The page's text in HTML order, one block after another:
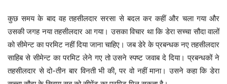
कुछ समय के बाद वह तहसीलदार सरसा से बदल कर कहीं और चला गया और
उसकी जगह नया तहसीलदार आ गया। उसका विचार था कि डेरा सच्चा सौदा वालों
को सीमेन्ट का परमिट नहीं दिया जाना चाहिए। जब डेरे के प्रबन्धक नए तहसीलदार
साहिब से सीमेन्ट का परमिट लेने गए तो उसने स्पष्ट जवाब दे दिया। प्रबन्धकों ने
तहसीलदार से दो-तीन बार विनती भी की, पर वो नहीं माना। उसने कहा कि डेरा